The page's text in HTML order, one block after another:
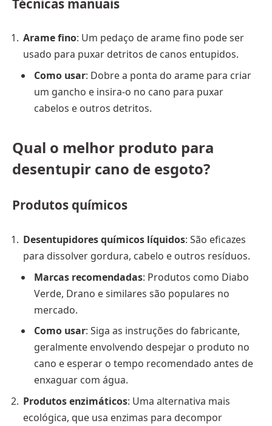
Técnicas manuais
Arame fino: Um pedaço de arame fino pode ser
usado para puxar detritos de canos entupidos.
Como usar: Dobre a ponta do arame para criar
um gancho e insira-o no cano para puxar
cabelos e outros detritos.
Qual o melhor produto para
desentupir cano de esgoto?
Produtos químicos
Desentupidores químicos líquidos: São eficazes
para dissolver gordura, cabelo e outros resíduos.
Marcas recomendadas: Produtos como Diabo
Verde, Drano e similares são populares no
mercado.
Como usar: Siga as instruções do fabricante,
geralmente envolvendo despejar o produto no
cano e esperar o tempo recomendado antes de
enxaguar com água.
Produtos enzimáticos: Uma alternativa mais
ecológica, que usa enzimas para decompor